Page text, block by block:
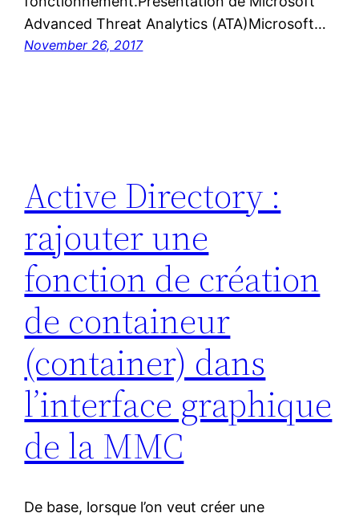
Advanced Threat Analytics (ATA)Microsoft…
November 26, 2017
Active Directory :
rajouter une
fonction de création
de containeur
(container) dans
l’interface graphique
de la MMC
De base, lorsque l’on veut créer une